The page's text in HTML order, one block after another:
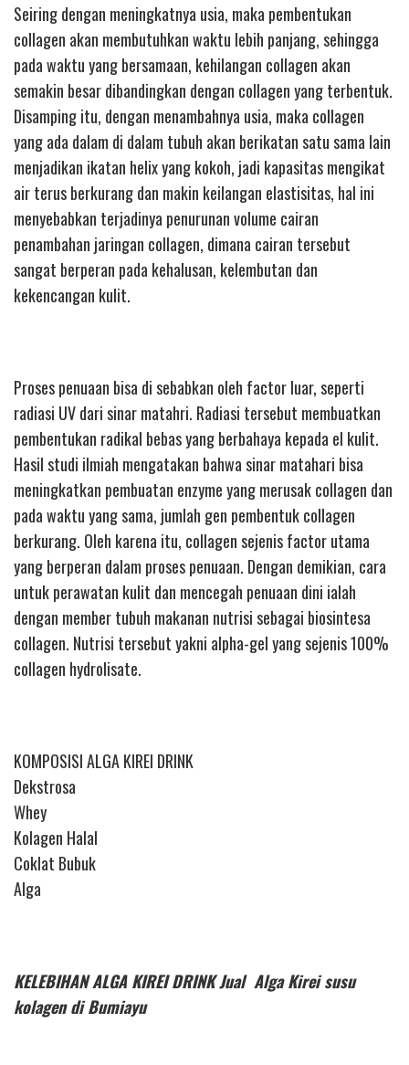
Seiring dengan meningkatnya usia, maka pembentukan
collagen akan membutuhkan waktu lebih panjang, sehingga
pada waktu yang bersamaan, kehilangan collagen akan
semakin besar dibandingkan dengan collagen yang terbentuk.
Disamping itu, dengan menambahnya usia, maka collagen
yang ada dalam di dalam tubuh akan berikatan satu sama lain
menjadikan ikatan helix yang kokoh, jadi kapasitas mengikat
air terus berkurang dan makin keilangan elastisitas, hal ini
menyebabkan terjadinya penurunan volume cairan
penambahan jaringan collagen, dimana cairan tersebut
sangat berperan pada kehalusan, kelembutan dan
kekencangan kulit.
Proses penuaan bisa di sebabkan oleh factor luar, seperti
radiasi UV dari sinar matahri. Radiasi tersebut membuatkan
pembentukan radikal bebas yang berbahaya kepada el kulit.
Hasil studi ilmiah mengatakan bahwa sinar matahari bisa
meningkatkan pembuatan enzyme yang merusak collagen dan
pada waktu yang sama, jumlah gen pembentuk collagen
berkurang. Oleh karena itu, collagen sejenis factor utama
yang berperan dalam proses penuaan. Dengan demikian, cara
untuk perawatan kulit dan mencegah penuaan dini ialah
dengan member tubuh makanan nutrisi sebagai biosintesa
collagen. Nutrisi tersebut yakni alpha-gel yang sejenis 100%
collagen hydrolisate.
KOMPOSISI ALGA KIREI DRINK
Dekstrosa
Whey
Kolagen Halal
Coklat Bubuk
Alga
KELEBIHAN ALGA KIREI DRINK Jual Alga Kirei susu
kolagen di Bumiayu